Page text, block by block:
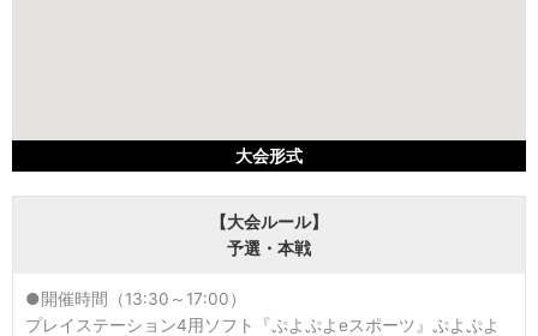
大会形式
【大会ルール】
予選・本戦
●開催時間（13:30～17:00）
プレイステーション4用ソフト『ぷよぷよeスポーツ』ぷよぷよ